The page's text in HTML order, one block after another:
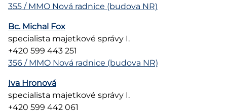
355 / MMO Nová radnice (budova NR)
Bc. Michal Fox
specialista majetkové správy I.
+420 599 443 251
356 / MMO Nová radnice (budova NR)
Iva Hronová
specialista majetkové správy I.
+420 599 442 061